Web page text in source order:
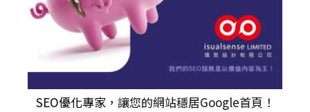
SEO優化專家，讓您的網站穩居Google首頁！